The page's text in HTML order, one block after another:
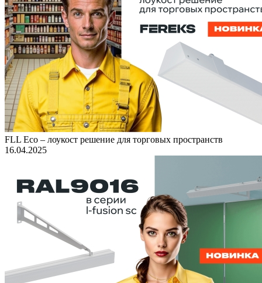
FLL Eco – лоукост решение для торговых пространств
16.04.2025